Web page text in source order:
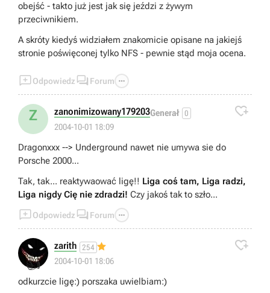
obejść - takto już jest jak się jeździ z żywym
przeciwnikiem.
A skróty kiedyś widziałem znakomicie opisane na jakiejś
stronie poświęconej tylko NFS - pewnie stąd moja ocena.
Odpowiedz  Forum 
Z zanonimizowany179203Generał 0
2004-10-01 18:09

Dragonxxx --> Underground nawet nie umywa sie do
Porsche 2000...
Tak, tak... reaktywaować ligę!! Liga coś tam, Liga radzi,
Liga nigdy Cię nie zdradzi! Czy jakoś tak to szło...
Odpowiedz  Forum 
👍
zarith 254
2004-10-01 18:06

odkurzcie ligę:) porszaka uwielbiam:)